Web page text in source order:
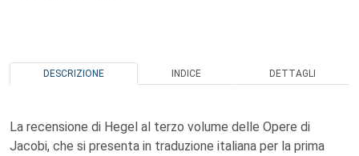
DESCRIZIONE INDICE DETTAGLI
La recensione di Hegel al terzo volume delle Opere di
Jacobi, che si presenta in traduzione italiana per la prima